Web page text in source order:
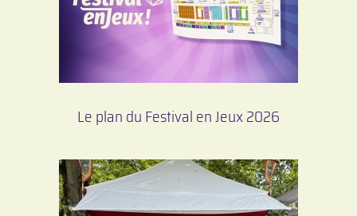
Le plan du Festival en Jeux 2026